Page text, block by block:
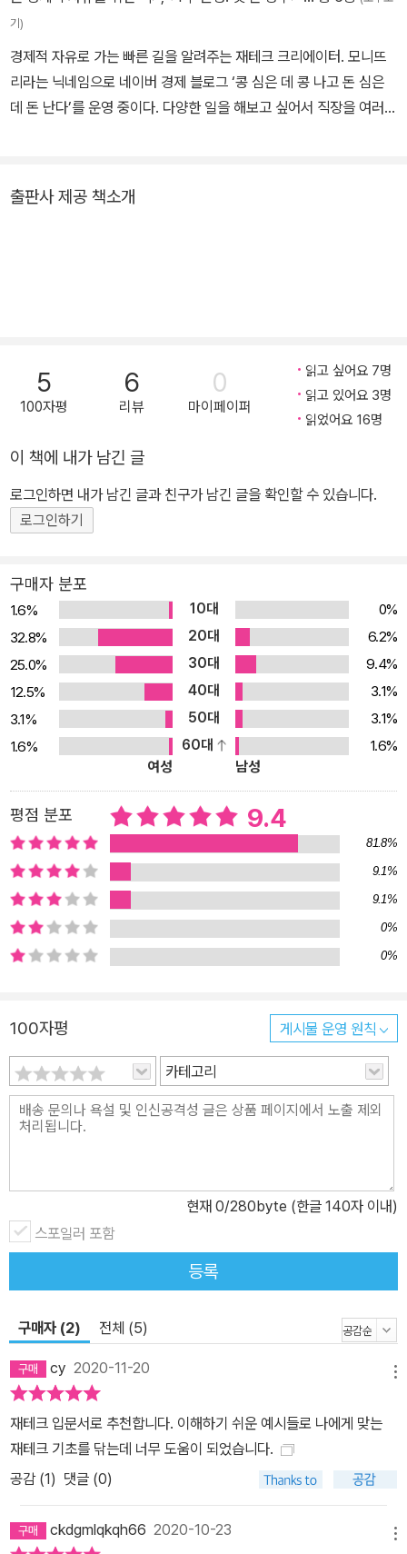
기)
경제적 자유로 가는 빠른 길을 알려주는 재테크 크리에이터. 모니뜨
리라는 닉네임으로 네이버 경제 블로그 ‘콩 심은 데 콩 나고 돈 심은
데 돈 난다’를 운영 중이다. 다양한 일을 해보고 싶어서 직장을 여러
환관리사, 금융자산관리사, 공인중개사, CFP 등 13개의 금융자격증
번 책에는 저자가 직접 설계하고 검증한 미국 배당투자 시스템(3I)의
A~Z까지 모든 것을 담았다. 명확하고 차별화된 목표를 바탕으로, 소
액으로 시작하는 초보 투자자도 포기하지 않고 은퇴할 때까지 쉽게
er.com/moneytree1004
출판사 제공 책소개
5
100자평
6
리뷰
0
마이페이퍼
읽고 싶어요 7명
읽고 있어요 3명
읽었어요 16명
이 책에 내가 남긴 글
로그인하면 내가 남긴 글과 친구가 남긴 글을 확인할 수 있습니다.
로그인하기
구매자 분포
1.6% 10대
0%
32.8%
20대
6.2%
25.0%
30대
9.4%
12.5%
40대
3.1%
3.1%
50대
3.1%
1.6%
60대
1.6%
여성
남성
평점 분포 9.4
81.8%
9.1%
9.1%
0%
0%
100자평 게시물 운영 원칙
카테고리
현재 0/280byte (한글 140자 이내)
스포일러 포함
등록
구매자 (2) 전체 (5)
cy 2020-11-20
재테크 입문서로 추천합니다. 이해하기 쉬운 예시들로 나에게 맞는
재테크 기초를 닦는데 너무 도움이 되었습니다.
공감 (1) 댓글 (0)
ckdgmlqkqh66 2020-10-23